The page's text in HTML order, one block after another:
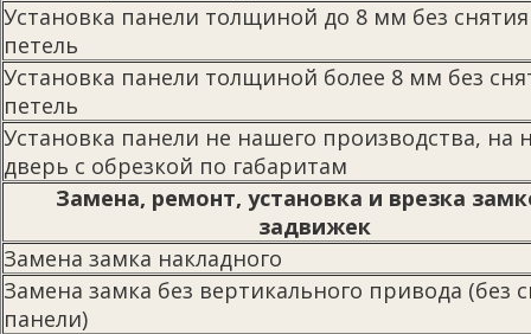
Установка панели толщиной до 8 мм без снятия
петель
Установка панели толщиной более 8 мм без
петель
Установка панели не нашего производства, на
дверь с обрезкой по габаритам
Замена, ремонт, установка и врезка
задвижек
Замена замка накладного
Замена замка без вертикального привода (без
панели)